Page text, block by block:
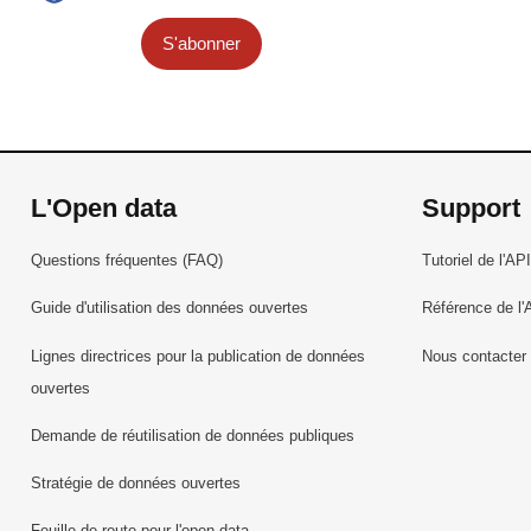
S'abonner
L'Open data
Questions fréquentes (FAQ)
Guide d'utilisation des données ouvertes
Lignes directrices pour la publication de données
ouvertes
Demande de réutilisation de données publiques
Stratégie de données ouvertes
Support
Tutoriel de l'API
Référence de
Nous contacter